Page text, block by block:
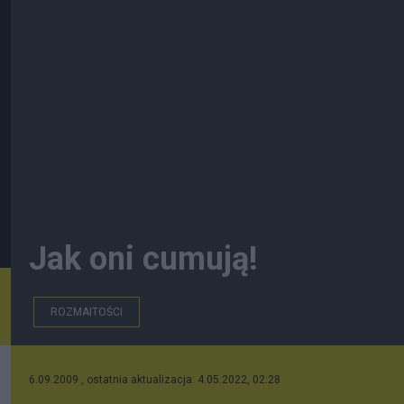
Jak oni cumują!
ROZMAITOŚCI
6.09.2009 , ostatnia aktualizacja: 4.05.2022, 02:28